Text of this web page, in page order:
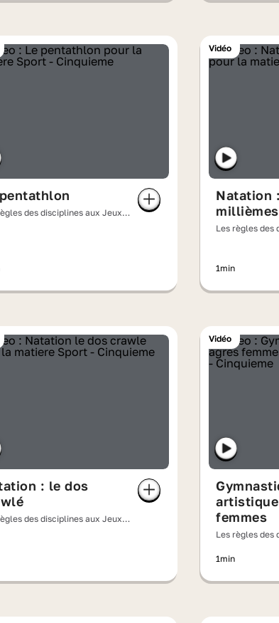
des disciplines aux Jeux
Vidéo
Natation
millièmes
Les règles des
1min
: le dos
des disciplines aux Jeux
Vidéo
femmes
Les règles des
1min